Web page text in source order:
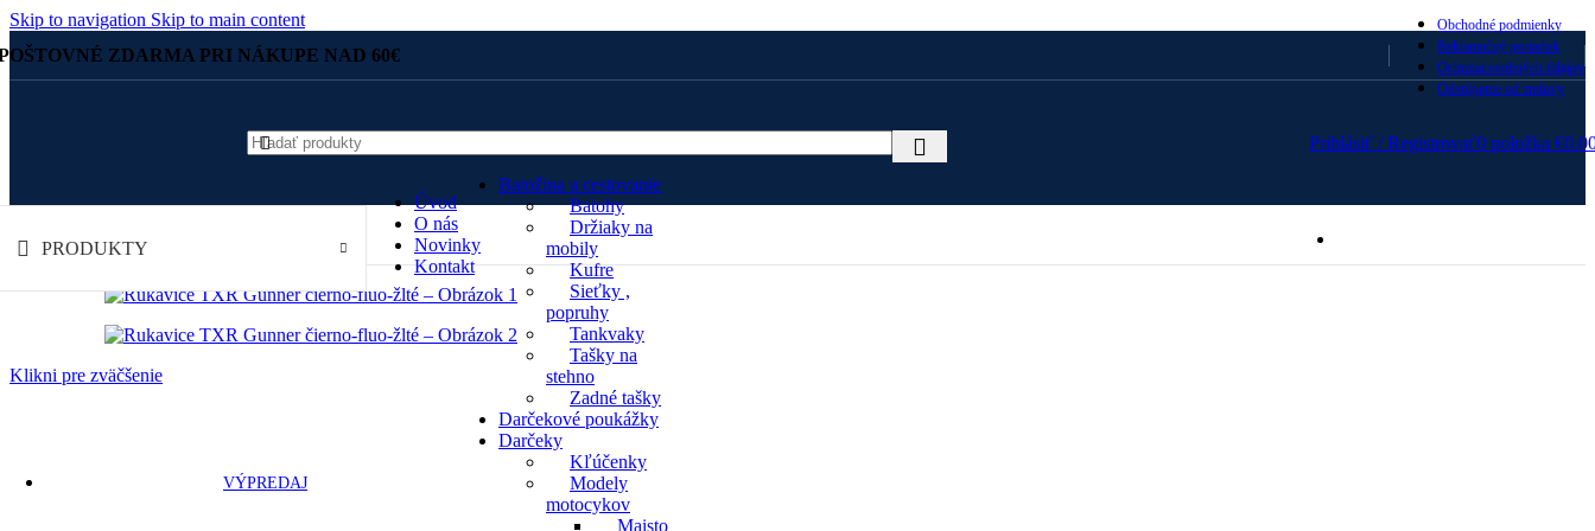
Skip to navigation Skip to main content
ZDARMA PRI NÁKUPE NAD 60€
Obchodné podmienky
Reklamačný poriadok
Ochrana osobných údajov
Odstúpenie od zmluvy
Batožina a cestovanie
Batohy
Držiaky na
mobily
Kufre
Sieťky ,
popruhy
Tankvaky
Tašky na
stehno
Zadné tašky
Darčekové poukážky
Darčeky
Kľúčenky
Modely
motocykov
Maisto
Prihlásiť / Registrovať0 položka €
PRODUKTY
VÝPREDAJ
Úvod
O nás
Novinky
Kontakt
Klikni pre zväčšenie